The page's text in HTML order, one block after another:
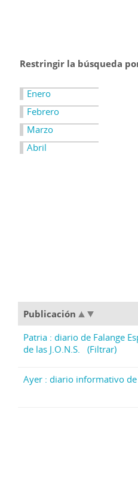
Restringir la búsqueda
Enero
Febrero
Marzo
Abril
Publicación
Patria : diario de Falange
de las J.O.N.S.
(Filtrar)
Ayer : diario informativo